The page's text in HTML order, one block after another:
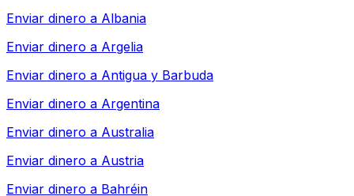
Enviar dinero a Albania
Enviar dinero a Argelia
Enviar dinero a Antigua y Barbuda
Enviar dinero a Argentina
Enviar dinero a Australia
Enviar dinero a Austria
Enviar dinero a Bahréin